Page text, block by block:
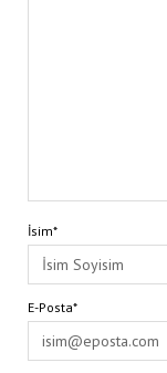
İsim*
E-Posta*